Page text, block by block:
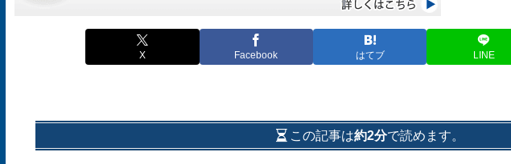
X Facebook はてブ LINE
この記事は約2分で読めます。